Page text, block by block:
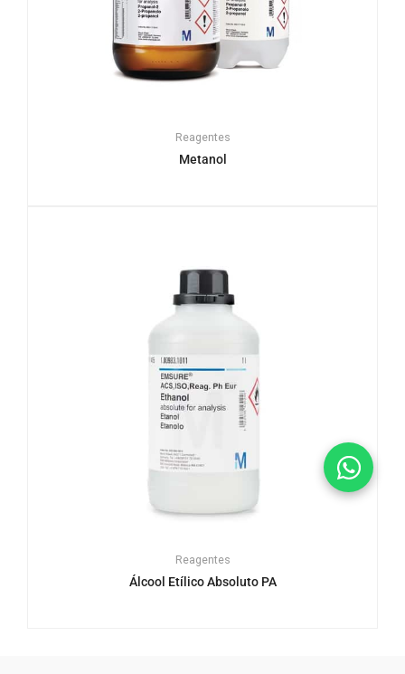
Reagentes
Metanol
Reagentes
Álcool Etílico Absoluto PA